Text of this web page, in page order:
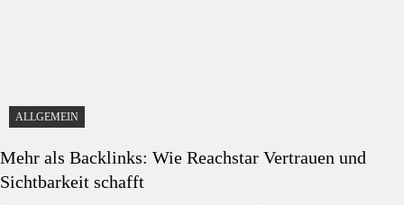
ALLGEMEIN
Mehr als Backlinks: Wie Reachstar Vertrauen und
Sichtbarkeit schafft